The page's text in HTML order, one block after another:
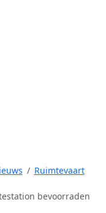
Ruimtevaart
bevoorraden